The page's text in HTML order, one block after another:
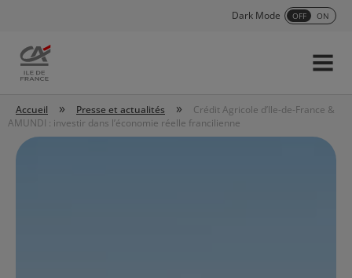
Dark Mode OFF ON
Accueil
Menu
Accueil » Presse et actualités »
Crédit Agricole d’Ile-de-France &
AMUNDI : investir dans l’économie réelle francilienne